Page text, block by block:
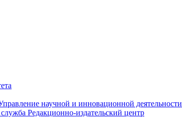
научной и инновационной деятельности
Редакционно-издательский центр